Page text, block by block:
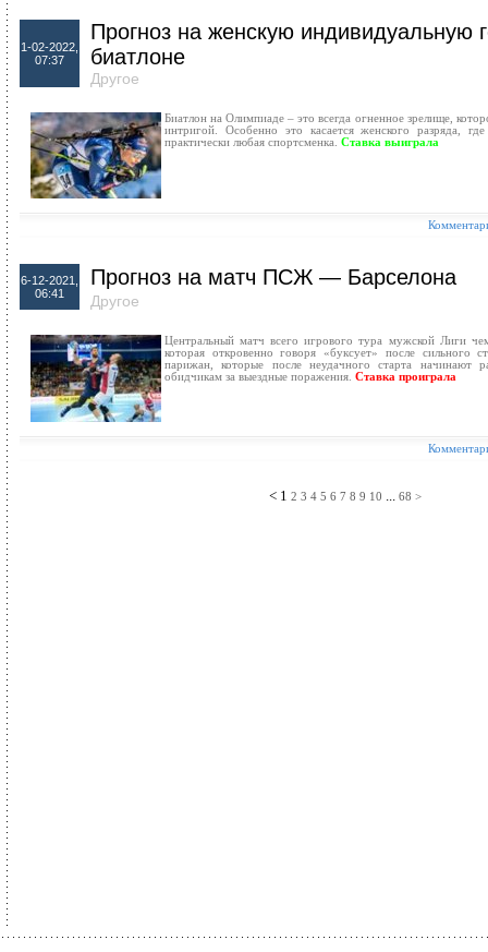
1-02-2022,
07:37
Прогноз на женскую индивидуальную
биатлоне
Другое
Биатлон на Олимпиаде – это всегда огненное зрелище,
интригой. Особенно это касается женского разряда,
практически любая спортсменка. Ставка выиграла
6-12-2021,
06:41
Прогноз на матч ПСЖ — Барселона
Другое
Центральный матч всего игрового тура мужской Лиги
которая откровенно говоря «буксует» после сильного
парижан, которые после неудачного старта начинают
обидчикам за выездные поражения. Ставка проиграла
< 1 2 3 4 5 6 7 8 9 10 ... 68 >